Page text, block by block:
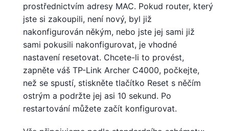
prostřednictvím adresy MAC. Pokud router, který
jste si zakoupili, není nový, byl již
nakonfigurován někým, nebo jste jej sami již
sami pokusili nakonfigurovat, je vhodné
nastavení resetovat. Chcete-li to provést,
zapněte váš TP-Link Archer C4000, počkejte,
než se spustí, stiskněte tlačítko Reset s něčím
ostrým a podržte jej asi 10 sekund. Po
restartování můžete začít konfigurovat.